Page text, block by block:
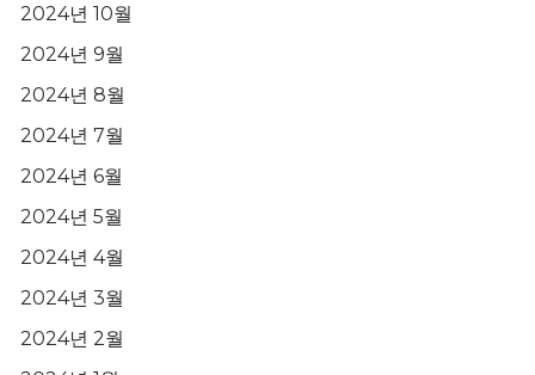
2024년 10월
2024년 9월
2024년 8월
2024년 7월
2024년 6월
2024년 5월
2024년 4월
2024년 3월
2024년 2월